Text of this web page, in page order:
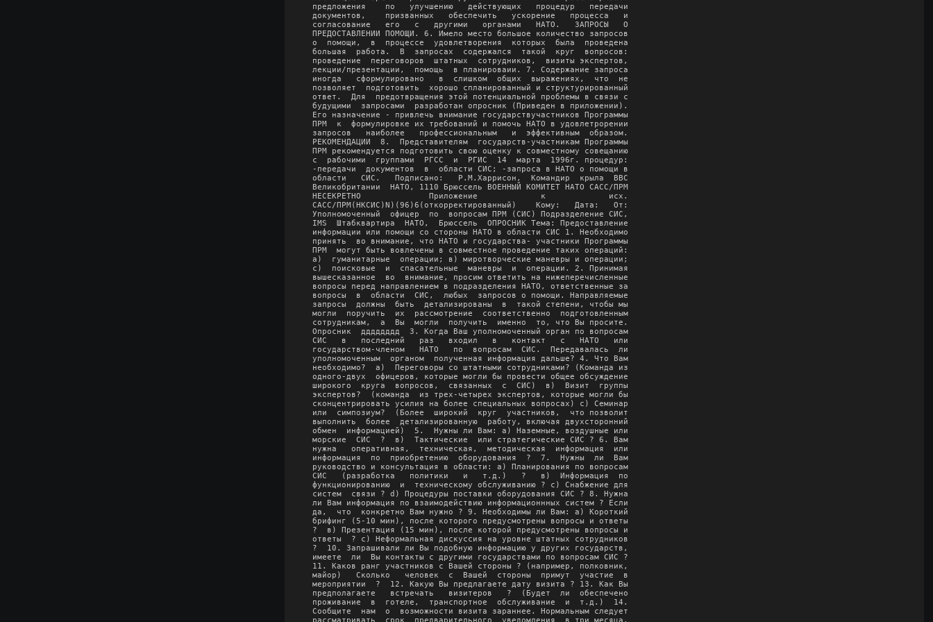
предложения    по   улучшению   действующих   процедур   передачи
документов,    призванных   обеспечить   ускорение   процесса   и
согласование   его   с   другими   органами   НАТО.   ЗАПРОСЫ   О
ПРЕДОСТАВЛЕНИИ ПОМОЩИ. 6. Имело место большое количество запросов
о  помощи,  в  процессе  удовлетворения  которых  была  проведена
большая  работа.  В  запросах  содержался  такой  круг  вопросов:
проведение  переговоров  штатных  сотрудников,  визиты экспертов,
лекции/презентации,  помощь  в планироваии. 7. Содержание запроса
иногда   сформулировано   в  слишком  общих  выражениях,  что  не
позволяет  подготовить  хорошо спланированный и структурированный
ответ.  Для  предотвращения этой потенциальной проблемы в связи с
будущими  запросами  разработан опросник (Приведен в приложении).
Его назначение - привлечь внимание государствучастников Программы
ПРМ  к  формулировке их требований и помочь НАТО в удовлетрорении
запросов   наиболее   профессиональным   и  эффективным  образом.
РЕКОМЕНДАЦИИ  8.  Представителям  государств-участникам Программы
ПРМ рекомендуется подготовить свою оценку к совместному совещанию
с  рабочими  группами  РГСС  и  РГИС  14  марта  1996г. процедур:
-передачи  документов  в  области СИС; -запроса в НАТО о помощи в
области   СИС.   Подписано:   Р.М.Харрисон,  Командир  крыла  ВВС
Великобритании  НАТО, 1110 Брюссель ВОЕННЫЙ КОМИТЕТ НАТО САСС/ПРМ
НЕСЕКРЕТНО              Приложение             к             исх.
САСС/ПРМ(НКСИС)N)(96)6(откорректированный)    Кому:   Дата:   От:
Уполномоченный  офицер  по  вопросам ПРМ (СИС) Подразделение СИС,
IMS  Штабквартира  НАТО,  Брюссель  ОПРОСНИК Тема: Предоставление
информации или помощи со стороны НАТО в области СИС 1. Необходимо
принять  во внимание, что НАТО и государства- участники Программы
ПРМ  могут быть вовлечены в совместное проведение таких операций:
а)  гуманитарные  операции; в) миротворческие маневры и операции;
с)  поисковые  и  спасательные  маневры  и  операции. 2. Принимая
вышесказанное  во  внимание, просим ответить на нижеперечисленные
вопросы перед направлением в подразделения НАТО, ответственные за
вопросы  в  области  СИС,  любых  запросов о помощи. Направляемые
запросы  должны  быть  детализированы  в  такой степени, чтобы мы
могли  поручить  их  рассмотрение  соответственно  подготовленным
сотрудникам,  а  Вы  могли  получить  именно  то, что Вы просите.
Опросник  дддддддд  3. Когда Ваш уполномоченный орган по вопросам
СИС   в   последний   раз   входил   в   контакт   с   НАТО   или
государством-членом   НАТО   по  вопросам  СИС.  Передавалась  ли
уполномоченным  органом  полученная информация дальше? 4. Что Вам
необходимо?  а)  Переговоры со штатными сотрудниками? (Команда из
одного-двух  офицеров, которые могли бы провести общее обсуждение
широкого  круга  вопросов,  связанных  с  СИС)  в)  Визит  группы
экспертов?  (команда  из трех-четырех экспертов, которые могли бы
сконцентрировать усилия на более специальных вопросах) с) Семинар
или  симпозиум?  (Более  широкий  круг  участников,  что позволит
выполнить  более  детализированную  работу, включая двухсторонний
обмен  информацией)  5.  Нужны ли Вам: а) Наземные, воздушные или
морские  СИС  ?  в)  Тактические  или стратегические СИС ? 6. Вам
нужна   оперативная,  техническая,  методическая  информация  или
информация  по  приобретению  оборудования  ?  7.  Нужны  ли  Вам
руководство и консультация в области: а) Планирования по вопросам
СИС   (разработка   политики   и   т.д.)   ?   в)  Информация  по
функционированию  и  техническому обслуживанию ? с) Снабжение для
систем  связи ? d) Процедуры поставки оборудования СИС ? 8. Нужна
ли Вам информация по взаимодействию информационнных систем ? Если
да,  что  конкретно Вам нужно ? 9. Необходимы ли Вам: а) Короткий
брифинг (5-10 мин), после которого предусмотрены вопросы и ответы
?  в) Презентация (15 мин), после которой предусмотрены вопросы и
ответы  ? c) Неформальная дискуссия на уровне штатных сотрудников
?  10. Запрашивали ли Вы подобную информацию у других государств,
имеете  ли  Вы контакты с другими государствами по вопросам СИС ?
11. Каков ранг участников с Вашей стороны ? (например, полковник,
майор)   Сколько   человек  с  Вашей  стороны  примут  участие  в
мероприятии  ?  12. Какую Вы предлагаете дату визита ? 13. Как Вы
предполагаете   встречать   визитеров   ?  (Будет  ли  обеспечено
проживание  в  готеле,  транспортное  обслуживание  и  т.д.)  14.
Сообщите  нам  о  возможности визита зараннее. Нормальным следует